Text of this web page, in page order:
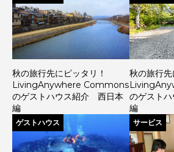
秋の旅行先にピッタリ！
LivingAnywhere Commons
のゲストハウス紹介 西日本
編
秋の旅行先
のゲスト
編
ゲストハウス サービス